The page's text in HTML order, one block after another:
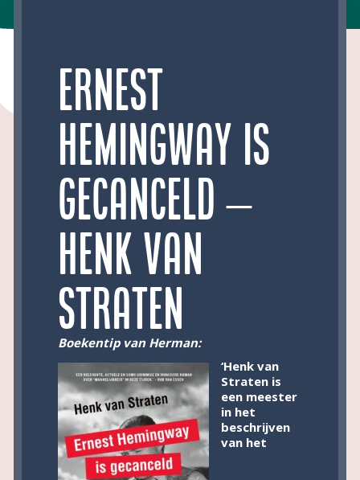
Ernest
Hemingway is
gecanceld –
Henk van
Straten
Boekentip van Herman:
‘Henk van
Straten is
een meester
in het
beschrijven
van het